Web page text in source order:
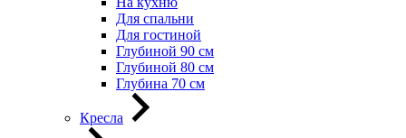
Для спальни
Для гостиной
Глубиной 90 см
Глубиной 80 см
Глубина 70 см
Кресла